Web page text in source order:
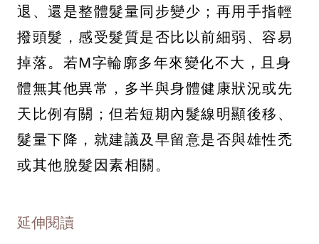
退、還是整體髮量同步變少；再用手指輕
撥頭髮，感受髮質是否比以前細弱、容易
掉落。若M字輪廓多年來變化不大，且身
體無其他異常，多半與身體健康狀況或先
天比例有關；但若短期內髮線明顯後移、
髮量下降，就建議及早留意是否與雄性禿
或其他脫髮因素相關。
延伸閱讀